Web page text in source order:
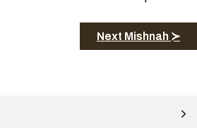
Next Mishnah ≻